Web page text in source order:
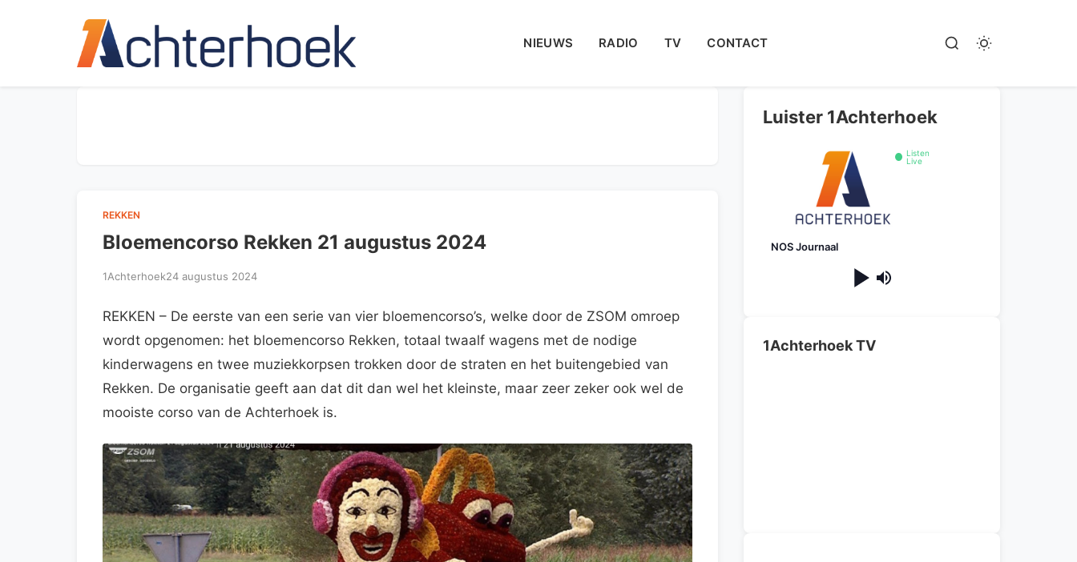
NIEUWS RADIO TV CONTACT
REKKEN
Bloemencorso Rekken 21 augustus 2024
1Achterhoek24 augustus 2024
REKKEN – De eerste van een serie van vier bloemencorso’s, welke door de ZSOM omroep
wordt opgenomen: het bloemencorso Rekken, totaal twaalf wagens met de nodige
kinderwagens en twee muziekkorpsen trokken door de straten en het buitengebied van
Rekken. De organisatie geeft aan dat dit dan wel het kleinste, maar zeer zeker ook wel de
mooiste corso van de Achterhoek is.
Luister 1Achterhoek
Listen
Live
NOS Journaal
1Achterhoek TV